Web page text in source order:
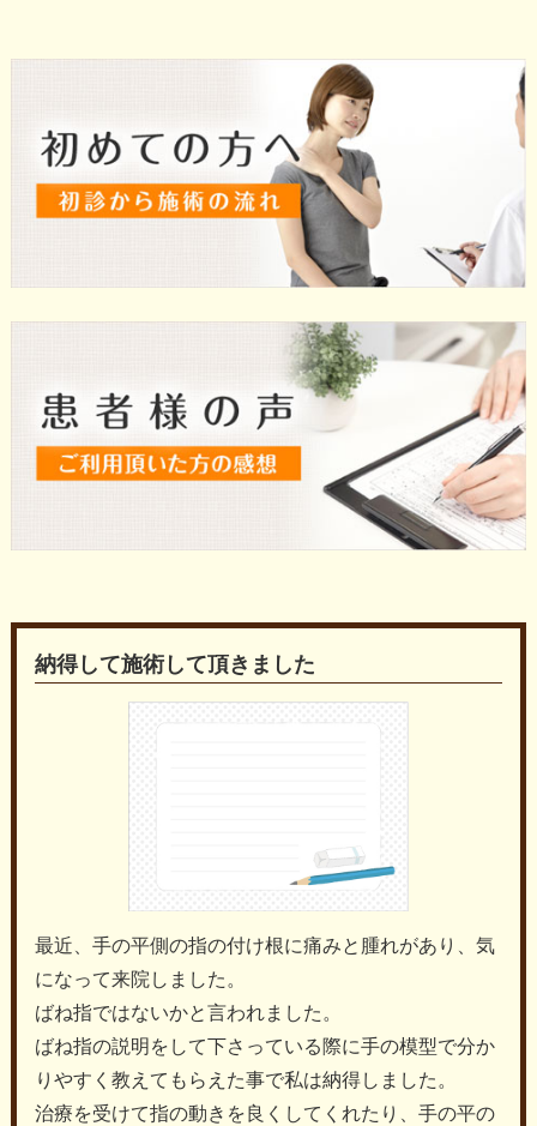
納得して施術して頂きました
最近、手の平側の指の付け根に痛みと腫れがあり、気
になって来院しました。
ばね指ではないかと言われました。
ばね指の説明をして下さっている際に手の模型で分か
りやすく教えてもらえた事で私は納得しました。
治療を受けて指の動きを良くしてくれたり、手の平の